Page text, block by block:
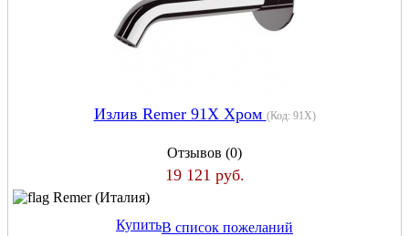
Излив Remer 91X Хром (Код: 91X)
Отзывов (0)
19 121 руб.
Remer (Италия)
КупитьВ список пожеланий